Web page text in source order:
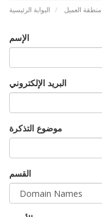
البوابة الرئيسية منطقة العميل
الإسم
البريد الإلكتروني
موضوع التذكرة
القسم